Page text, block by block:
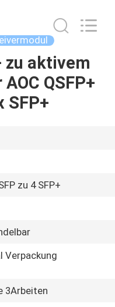
zu aktivem
QSFP+
SFP+
zu 4 SFP+
Verpackung
3Arbeiten